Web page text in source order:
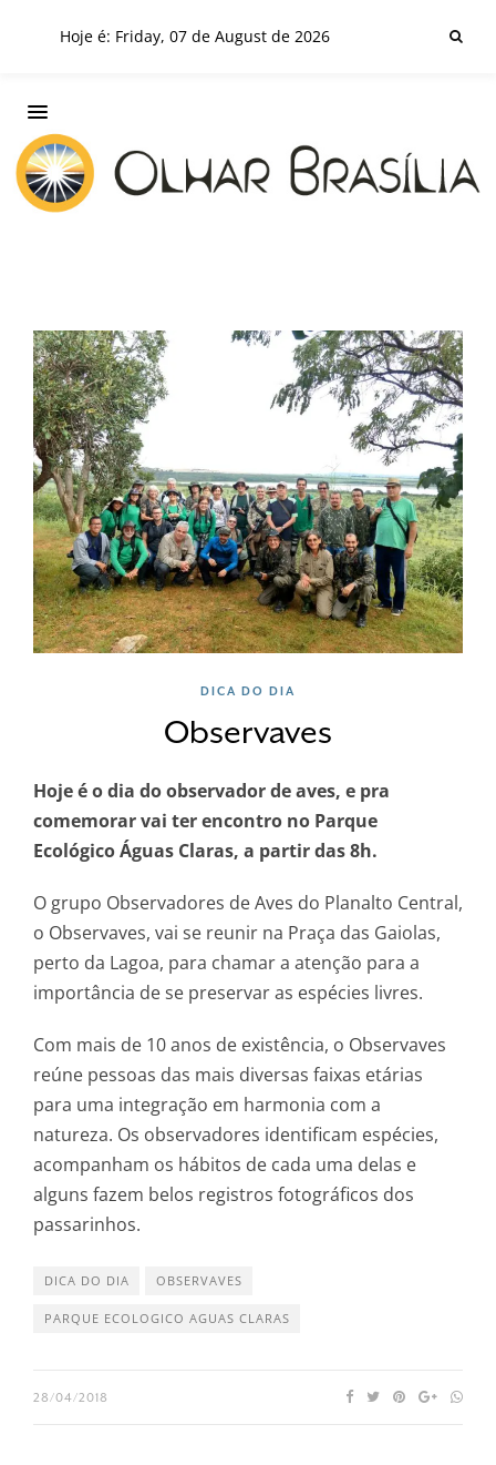
Hoje é: Friday, 07 de August de 2026
DICA DO DIA
Observaves
Hoje é o dia do observador de aves, e pra
comemorar vai ter encontro no Parque
Ecológico Águas Claras, a partir das 8h.
O grupo Observadores de Aves do Planalto Central,
o Observaves, vai se reunir na Praça das Gaiolas,
perto da Lagoa, para chamar a atenção para a
importância de se preservar as espécies livres.
Com mais de 10 anos de existência, o Observaves
reúne pessoas das mais diversas faixas etárias
para uma integração em harmonia com a
natureza. Os observadores identificam espécies,
acompanham os hábitos de cada uma delas e
alguns fazem belos registros fotográficos dos
passarinhos.
DICA DO DIA OBSERVAVES
PARQUE ECOLOGICO AGUAS CLARAS
28/04/2018